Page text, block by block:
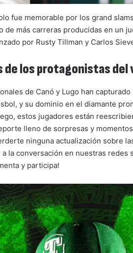
fue memorable por los grand
de más carreras producidas en un
por Rusty Tillman y Carlos
de los protagonistas del
de Canó y Lugo han
y su dominio en el diamante
estos jugadores están
lleno de sorpresas y
ninguna actualización sobre
a la conversación en nuestras
y participa!